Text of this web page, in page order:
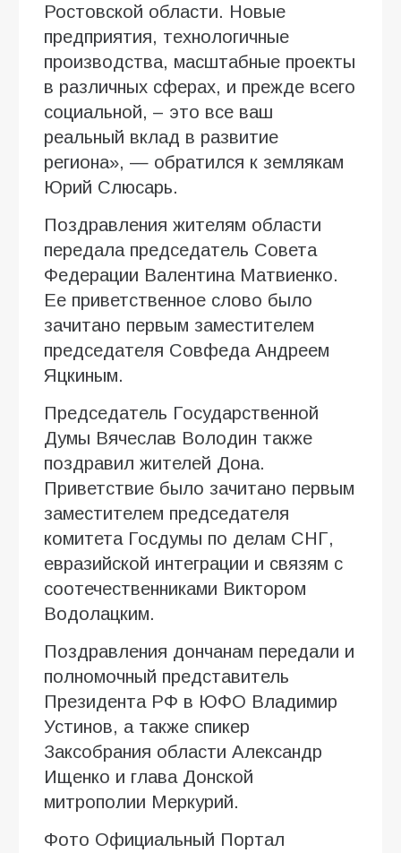
Ростовской области. Новые
предприятия, технологичные
производства, масштабные проекты
в различных сферах, и прежде всего
социальной, – это все ваш
реальный вклад в развитие
региона», — обратился к землякам
Юрий Слюсарь.
Поздравления жителям области
передала председатель Совета
Федерации Валентина Матвиенко.
Ее приветственное слово было
зачитано первым заместителем
председателя Совфеда Андреем
Яцкиным.
Председатель Государственной
Думы Вячеслав Володин также
поздравил жителей Дона.
Приветствие было зачитано первым
заместителем председателя
комитета Госдумы по делам СНГ,
евразийской интеграции и связям с
соотечественниками Виктором
Водолацким.
Поздравления дончанам передали и
полномочный представитель
Президента РФ в ЮФО Владимир
Устинов, а также спикер
Заксобрания области Александр
Ищенко и глава Донской
митрополии Меркурий.
Фото Официальный Портал